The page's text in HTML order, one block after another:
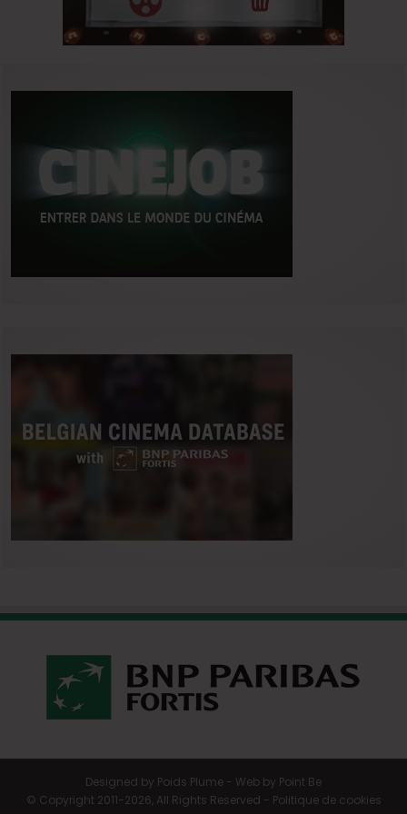
Designed by Poids Plume - Web by Point Be
© Copyright 2011-2026, All Rights Reserved - Politique de cookies